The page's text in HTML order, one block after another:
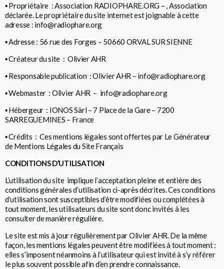
▪Propriétaire : Association RADIOPHARE.ORG – , Association
déclarée. Le propriétaire du site internet est joignable à cette
adresse : info@radiophare.org
▪Adresse : 56 rue des Forges – 50660 ORVAL SUR SIENNE
▪Créateur du site : Olivier AHR
▪Responsable publication : Olivier AHR – info@radiophare.org
▪Webmaster : Olivier AHR – info@radiophare.org
▪Hébergeur : IONOS Sàrl – 7 Place de la Gare – 7200
SARREGUEMINES – France
▪Crédits : Ces mentions légales sont offertes par Le Générateur
de Mentions Légales du Site Français
CONDITIONS D’UTILISATION
L’utilisation du site implique l’acceptation pleine et entière des
conditions générales d’utilisation ci-après décrites. Ces conditions
d’utilisation sont susceptibles d’être modifiées ou complétées à
tout moment, les utilisateurs du site sont donc invités à les
consulter de manière régulière.
Le site est mis à jour régulièrement par Olivier AHR. De la même
façon, les mentions légales peuvent être modifiées à tout moment :
elles s’imposent néanmoins à l’utilisateur qui est invité à s’y référer
le plus souvent possible afin d’en prendre connaissance.